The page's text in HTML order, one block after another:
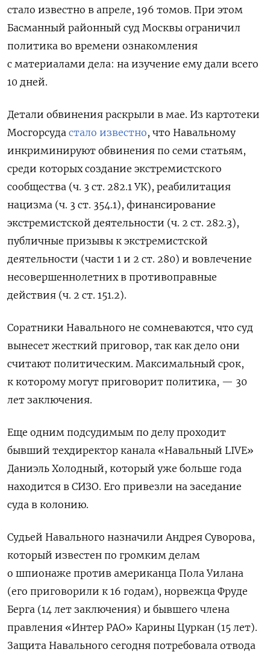
стало известно в апреле, 196 томов. При этом
Басманный районный суд Москвы ограничил
политика во времени ознакомления
с материалами дела: на изучение ему дали всего
10 дней.
Детали обвинения раскрыли в мае. Из картотеки
Мосгорсуда стало известно, что Навальному
инкриминируют обвинения по семи статьям,
среди которых создание экстремистского
сообщества (ч. 3 ст. 282.1 УК), реабилитация
нацизма (ч. 3 ст. 354.1), финансирование
экстремистской деятельности (ч. 2 ст. 282.3),
публичные призывы к экстремистской
деятельности (части 1 и 2 ст. 280) и вовлечение
несовершеннолетних в противоправные
действия (ч. 2 ст. 151.2).
Соратники Навального не сомневаются, что суд
вынесет жесткий приговор, так как дело они
считают политическим. Максимальный срок,
к которому могут приговорит политика, — 30
лет заключения.
Еще одним подсудимым по делу проходит
бывший техдиректор канала «Навальный LIVE»
Даниэль Холодный, который уже больше года
находится в СИЗО. Его привезли на заседание
суда в колонию.
Судьей Навального назначили Андрея Суворова,
который известен по громким делам
о шпионаже против американца Пола Уилана
(его приговорили к 16 годам), норвежца Фруде
Берга (14 лет заключения) и бывшего члена
правления «Интер РАО» Карины Цуркан (15 лет).
Защита Навального сегодня потребовала отвода